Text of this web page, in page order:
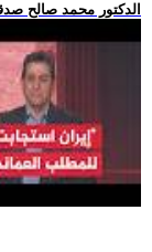
.. الدكتور محمد صالح